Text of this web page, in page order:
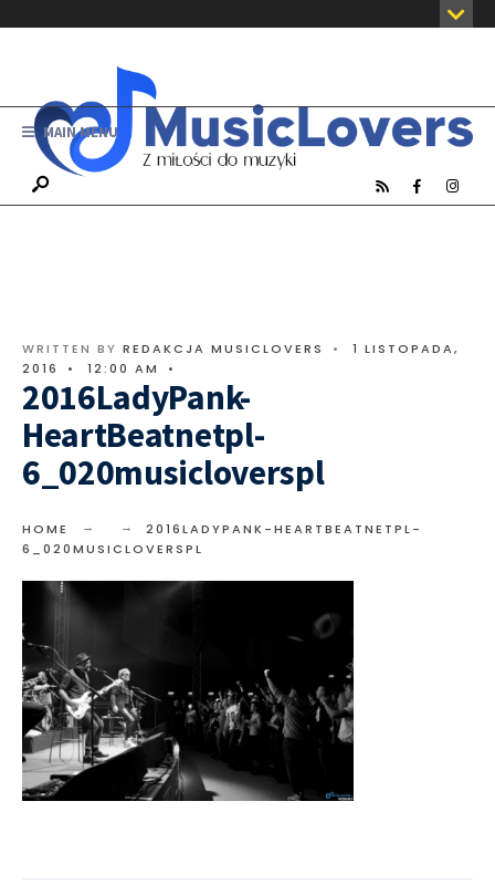
MAIN MENU
WRITTEN BY REDAKCJA MUSICLOVERS •
1 LISTOPADA,
2016
• 12:00 AM •
2016LadyPank-
HeartBeatnetpl-
6_020musicloverspl
HOME
2016LADYPANK-HEARTBEATNETPL-
6_020MUSICLOVERSPL